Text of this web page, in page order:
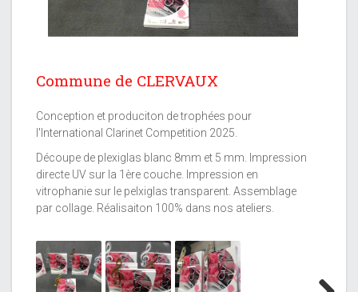
Commune de CLERVAUX
Conception et produciton de trophées pour
l'International Clarinet Competition 2025.
Découpe de plexiglas blanc 8mm et 5 mm. Impression
directe UV sur la 1ère couche. Impression en
vitrophanie sur le pelxiglas transparent. Assemblage
par collage. Réalisaiton 100% dans nos ateliers.